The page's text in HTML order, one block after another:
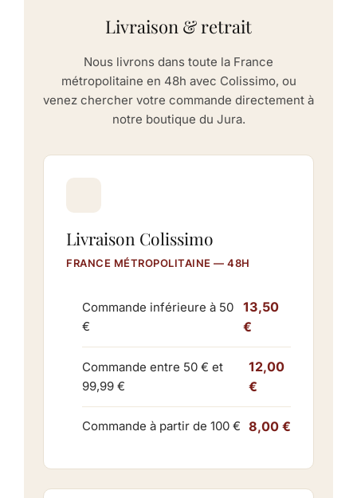
Livraison & retrait
Nous livrons dans toute la France
métropolitaine en 48h avec Colissimo, ou
venez chercher votre commande directement à
notre boutique du Jura.
Livraison Colissimo
FRANCE MÉTROPOLITAINE — 48H
Commande inférieure à 50
€
13,50
€
Commande entre 50 € et
99,99 €
12,00
€
Commande à partir de 100 € 8,00 €